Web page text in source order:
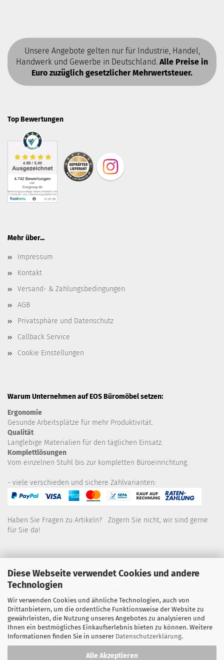
Diese Webseite verwendet Cookies und andere
Technologien
Wir verwenden Cookies und ähnliche Technologien, auch von
Drittanbietern, um die ordentliche Funktionsweise der Website zu
gewährleisten, die Nutzung unseres Angebotes zu analysieren und
Ihnen ein bestmögliches Einkaufserlebnis bieten zu können. Weitere
Informationen finden Sie in unserer Datenschutzerklärung.
Alle Akzeptieren
Unsere Angebote gelten nur für Industrie, Handel,
Handwerk und Gewerbe in Deutschland. Alle Preise in
Euro zuzüglich gesetzlicher Mehrwertsteuer.
Top Bewertungen
Mehr über...
Impressum
Kontakt
Versand- & Zahlungsbedingungen
AGB
Privatsphäre und Datenschutz
Callback Service
Cookie Einstellungen
Warum Unternehmen auf EOS Büromöbel setzen:
Ergonomie
Gesunde Arbeitsplätze für mehr Produktivität.
Qualität
Langlebige Materialien für den täglichen Einsatz.
Komplettlösungen
Vom einzelnen Stuhl bis zur kompletten Büroeinrichtung.
- viele verschieden und sichere Zahlvarianten:
Haben Sie Fragen zu Artikeln? Zögern Sie nicht, wir sind gerne
für Sie da!
Kontakt
Wir sind für Sie wie folgt erreichbar:
Montag bis Donnerstag von 9 bis 16 Uhr
Telefon: 02445-8517300
Email: office@eosgroup.de